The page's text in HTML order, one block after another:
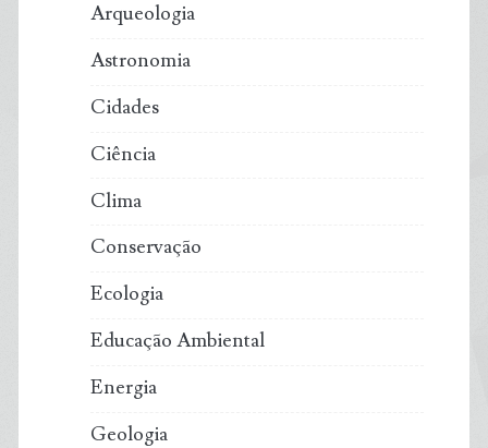
Arqueologia
Astronomia
Cidades
Ciência
Clima
Conservação
Ecologia
Educação Ambiental
Energia
Geologia